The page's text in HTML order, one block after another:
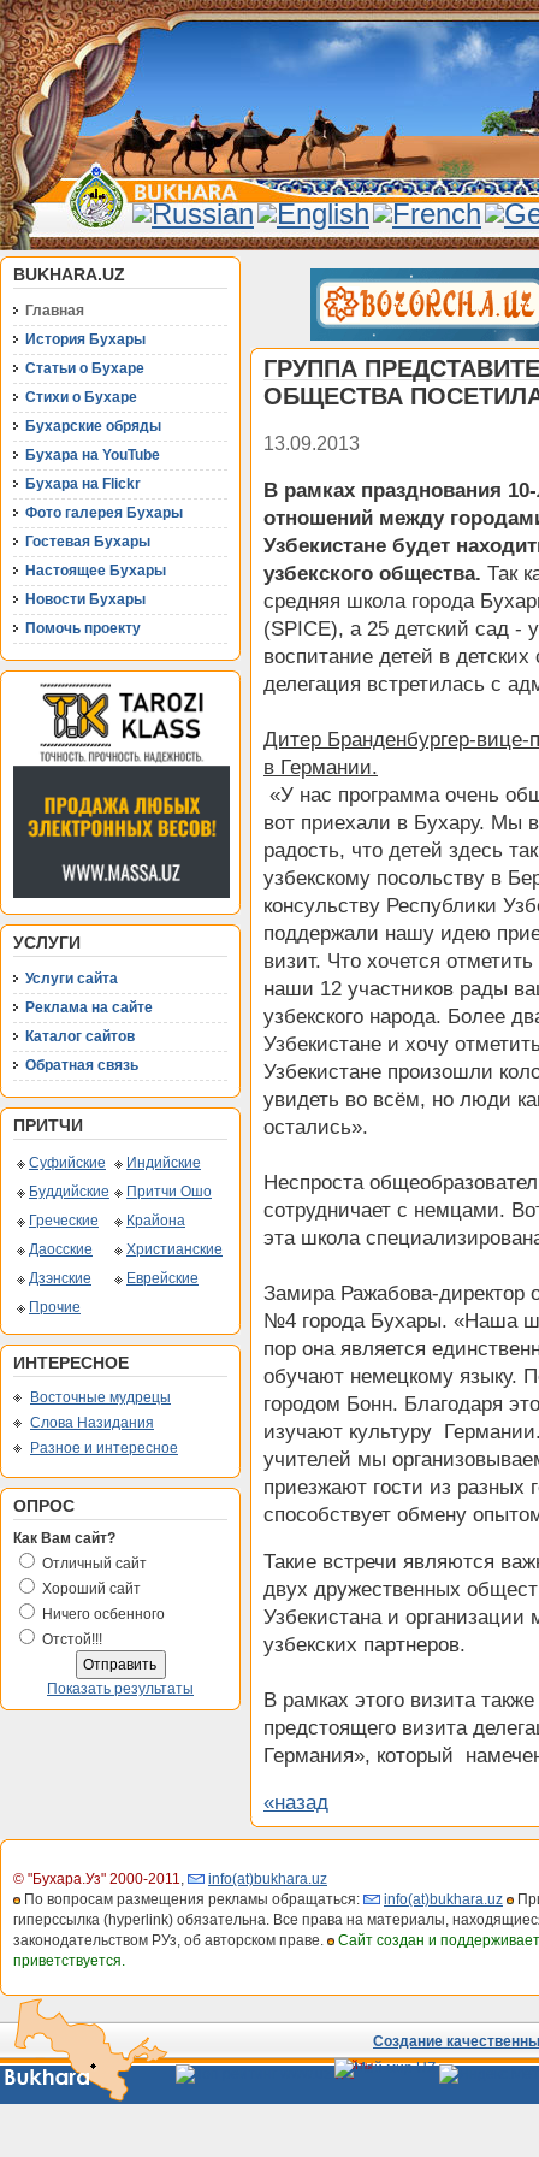
BUKHARA.UZ
Главная
История Бухары
Статьи о Бухаре
Стихи о Бухаре
Бухарские обряды
Бухара на YouTube
Бухара на Flickr
Фото галерея Бухары
Гостевая Бухары
Настоящее Бухары
Новости Бухары
Помочь проекту
УСЛУГИ
Услуги сайта
Реклама на сайте
Каталог сайтов
Обратная связь
ПРИТЧИ
Суфийские
Индийские
Буддийские
Притчи Ошо
Греческие
Крайона
Даосские
Христианские
Дзэнские
Еврейские
Прочие
ИНТЕРЕСНОЕ
Восточные мудрецы
Слова Назидания
Разное и интересное
ОПРОС
Как Вам сайт?
Отличный сайт
Хороший сайт
Ничего осбенного
Отстой!!!
Показать результаты
ГРУППА
ОБЩЕСТВА
13.09.2013
В рамках празднования
отношений между
Узбекистане будет
узбекского общества. Так
средняя школа города
(SPICE), а 25 детский сад -
воспитание детей в
делегация встретилась с
Дитер Бранденбургер-вице-
в Германии.
«У нас программа очень
вот приехали в Бухару. Мы
радость, что детей здесь
узбекскому посольству в
консульству Республики
поддержали нашу идею
визит. Что хочется
наши 12 участников рады
узбекского народа. Более
Узбекистане и хочу
Узбекистане произошли
увидеть во всём, но люди
остались».
Неспроста
сотрудничает с немцами.
эта школа
Замира Ражабова-директор
№4 города Бухары. «Наша
пор она является
обучают немецкому языку.
городом Бонн. Благодаря
изучают культуру
учителей мы
приезжают гости из разных
способствует обмену
Такие встречи являются
двух дружественных
Узбекистана и
узбекских партнеров.
В рамках этого визита
предстоящего визита
Германия», который
«назад
© "Бухара.Уз" 2000-2011
info(at)bukhara.uz
По вопросам размещения рекламы обращаться:
info(at)bukhara.uz
гиперссылка (hyperlink) обязательна. Все права на материалы,
законодательством РУз, об авторском праве.
Сайт создан и
приветствуется.
Создание
Сайты
Узбекистана